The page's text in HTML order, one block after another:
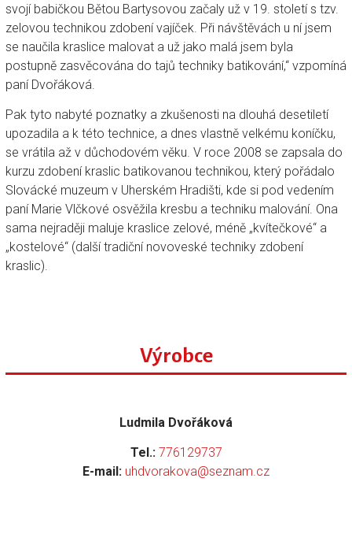
svojí babičkou Bětou Bartysovou začaly už v 19. století s tzv.
zelovou technikou zdobení vajíček. Při návštěvách u ní jsem
se naučila kraslice malovat a už jako malá jsem byla
postupně zasvěcována do tajů techniky batikování,“ vzpomíná
paní Dvořáková.
Pak tyto nabyté poznatky a zkušenosti na dlouhá desetiletí
upozadila a k této technice, a dnes vlastně velkému koníčku,
se vrátila až v důchodovém věku. V roce 2008 se zapsala do
kurzu zdobení kraslic batikovanou technikou, který pořádalo
Slovácké muzeum v Uherském Hradišti, kde si pod vedením
paní Marie Vlčkové osvěžila kresbu a techniku malování. Ona
sama nejraději maluje kraslice zelové, méně „kvítečkové“ a
„kostelové“ (další tradiční novoveské techniky zdobení
kraslic).
Výrobce
Ludmila Dvořáková
Tel.: 776129737
E-mail: uhdvorakova@seznam.cz